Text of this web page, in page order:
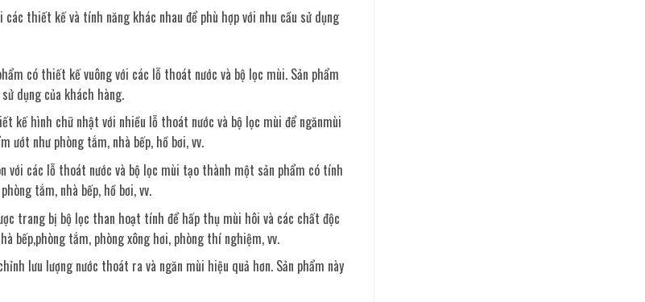
thiết kế và tính năng khác nhau để phù hợp với nhu cầu sử dụng
có thiết kế vuông với các lỗ thoát nước và bộ lọc mùi. Sản phẩm
dụng của khách hàng.
hình chữ nhật với nhiều lỗ thoát nước và bộ lọc mùi để ngănmùi
ướt như phòng tắm, nhà bếp, hồ bơi, vv.
các lỗ thoát nước và bộ lọc mùi tạo thành một sản phẩm có tính
tắm, nhà bếp, hồ bơi, vv.
trang bị bộ lọc than hoạt tính để hấp thụ mùi hôi và các chất độc
bếp,phòng tắm, phòng xông hơi, phòng thí nghiệm, vv.
lưu lượng nước thoát ra và ngăn mùi hiệu quả hơn. Sản phẩm này